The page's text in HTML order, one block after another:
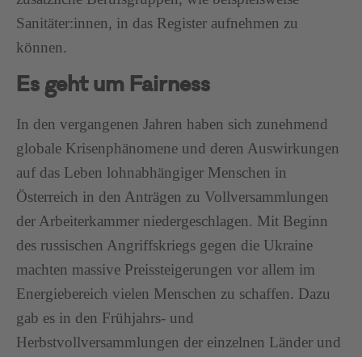
Sanitäter:innen, in das Register aufnehmen zu
können.
Es geht um Fairness
In den vergangenen Jahren haben sich zunehmend
globale Krisenphänomene und deren Auswirkungen
auf das Leben lohnabhängiger Menschen in
Österreich in den Anträgen zu Vollversammlungen
der Arbeiterkammer niedergeschlagen. Mit Beginn
des russischen Angriffskriegs gegen die Ukraine
machten massive Preissteigerungen vor allem im
Energiebereich vielen Menschen zu schaffen. Dazu
gab es in den Frühjahrs- und
Herbstvollversammlungen der einzelnen Länder und